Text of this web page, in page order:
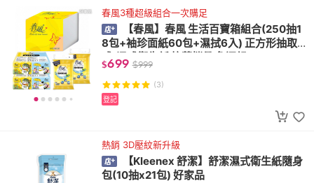
春風3種超級組合一次購足
【春風】春風 生活百寶箱組合(250抽1
8包+袖珍面紙60包+濕拭6入) 正方形抽取
式/濕式衛生紙 抗菌攜帶 免運組
$699 $999
(3)
登記
熱銷 3D壓紋新升級
【Kleenex 舒潔】舒潔濕式衛生紙隨身
包(10抽x21包) 好家品